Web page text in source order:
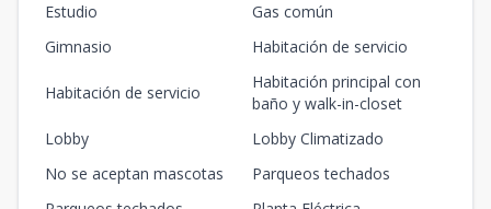
Estudio
Gas común
Gimnasio
Habitación de servicio
Habitación de servicio
Habitación principal con
baño y walk-in-closet
Lobby
Lobby Climatizado
No se aceptan mascotas
Parqueos techados